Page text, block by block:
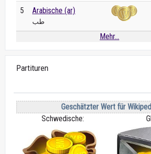
5 Arabische (ar)
طب
Mehr...
Partituren
Geschätzter Wert für
Schwedische: